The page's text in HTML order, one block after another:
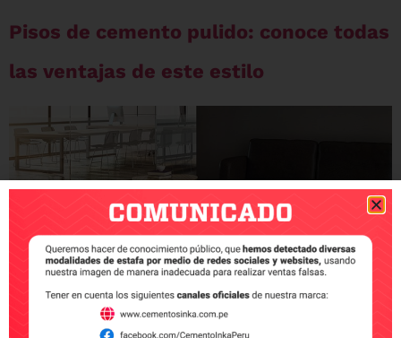
Pisos de cemento pulido: conoce todas
las ventajas de este estilo